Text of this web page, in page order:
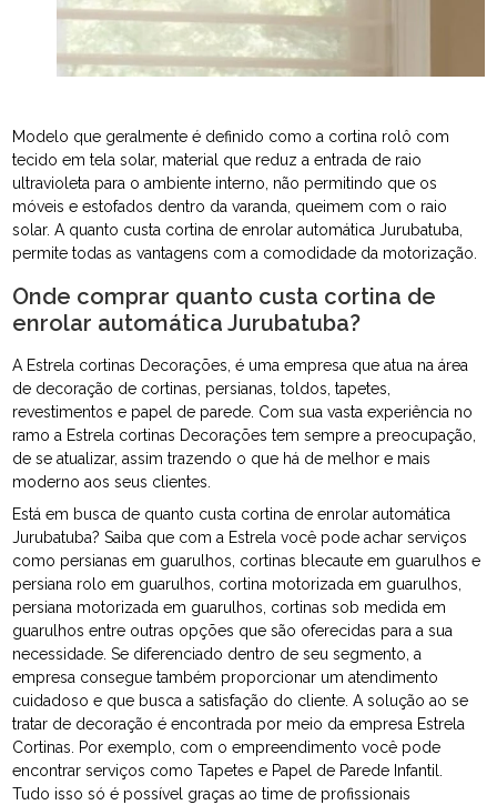
Modelo que geralmente é definido como a cortina rolô com
tecido em tela solar, material que reduz a entrada de raio
ultravioleta para o ambiente interno, não permitindo que os
móveis e estofados dentro da varanda, queimem com o raio
solar. A quanto custa cortina de enrolar automática Jurubatuba,
permite todas as vantagens com a comodidade da motorização.
Onde comprar quanto custa cortina de
enrolar automática Jurubatuba?
A Estrela cortinas Decorações, é uma empresa que atua na área
de decoração de cortinas, persianas, toldos, tapetes,
revestimentos e papel de parede. Com sua vasta experiência no
ramo a Estrela cortinas Decorações tem sempre a preocupação,
de se atualizar, assim trazendo o que há de melhor e mais
moderno aos seus clientes.
Está em busca de quanto custa cortina de enrolar automática
Jurubatuba? Saiba que com a Estrela você pode achar serviços
como persianas em guarulhos, cortinas blecaute em guarulhos e
persiana rolo em guarulhos, cortina motorizada em guarulhos,
persiana motorizada em guarulhos, cortinas sob medida em
guarulhos entre outras opções que são oferecidas para a sua
necessidade. Se diferenciado dentro de seu segmento, a
empresa consegue também proporcionar um atendimento
cuidadoso e que busca a satisfação do cliente. A solução ao se
tratar de decoração é encontrada por meio da empresa Estrela
Cortinas. Por exemplo, com o empreendimento você pode
encontrar serviços como Tapetes e Papel de Parede Infantil.
Tudo isso só é possível graças ao time de profissionais